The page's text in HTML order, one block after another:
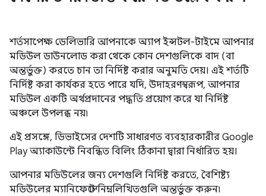
শর্তসাপেক্ষ ডেলিভারি আপনাকে অ্যাপ ইন্সটল-টাইমে আপনার
মডিউল ডাউনলোড করা থেকে কোন দেশগুলিকে বাদ (বা
অন্তর্ভুক্ত) করতে চান তা নির্দিষ্ট করার অনুমতি দেয়। এই শর্তটি
নির্দিষ্ট করা কার্যকর হতে পারে যদি, উদাহরণস্বরূপ, আপনার
মডিউল একটি অর্থপ্রদানের পদ্ধতি প্রয়োগ করে যা নির্দিষ্ট
অঞ্চলে উপলব্ধ নয়৷
এই প্রসঙ্গে, ডিভাইসের দেশটি সাধারণত ব্যবহারকারীর Google
Play অ্যাকাউন্টে নিবন্ধিত বিলিং ঠিকানা দ্বারা নির্ধারিত হয়।
আপনার মডিউলের জন্য দেশগুলি নির্দিষ্ট করতে, বৈশিষ্ট্য
মডিউলের ম্যানিফেস্টে নিম্নলিখিতগুলি অন্তর্ভুক্ত করুন৷